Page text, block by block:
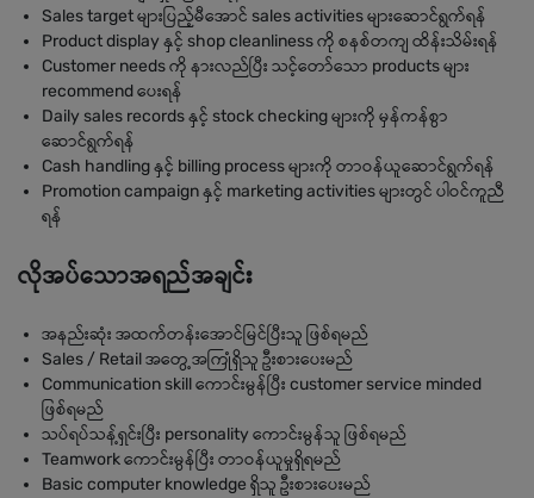
Sales target များပြည့်မီအောင် sales activities များဆောင်ရွက်ရန်
Product display နှင့် shop cleanliness ကို စနစ်တကျ ထိန်းသိမ်းရန်
Customer needs ကို နားလည်ပြီး သင့်တော်သော products များ
recommend ပေးရန်
Daily sales records နှင့် stock checking များကို မှန်ကန်စွာ
ဆောင်ရွက်ရန်
Cash handling နှင့် billing process များကို တာဝန်ယူဆောင်ရွက်ရန်
Promotion campaign နှင့် marketing activities များတွင် ပါဝင်ကူညီ
ရန်
လိုအပ်သောအရည်အချင်း
အနည်းဆုံး အထက်တန်းအောင်မြင်ပြီးသူ ဖြစ်ရမည်
Sales / Retail အတွေ့အကြုံရှိသူ ဦးစားပေးမည်
Communication skill ကောင်းမွန်ပြီး customer service minded
ဖြစ်ရမည်
သပ်ရပ်သန့်ရှင်းပြီး personality ကောင်းမွန်သူ ဖြစ်ရမည်
Teamwork ကောင်းမွန်ပြီး တာဝန်ယူမှုရှိရမည်
Basic computer knowledge ရှိသူ ဦးစားပေးမည်